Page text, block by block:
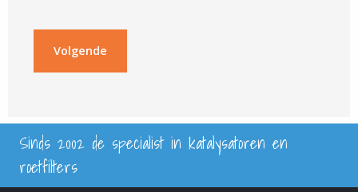
Sinds 2002 de specialist in katalysatoren en
roetfilters